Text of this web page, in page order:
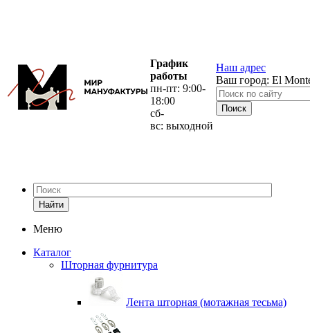
График
работы
пн-пт: 9:00-
18:00
сб-
вс: выходной
Наш адрес
Ваш город: El
Найти
Меню
Каталог
Шторная фурнитура
Лента шторная (мотажная тесьма)